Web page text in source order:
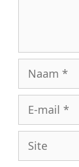
Naam
mail
Site